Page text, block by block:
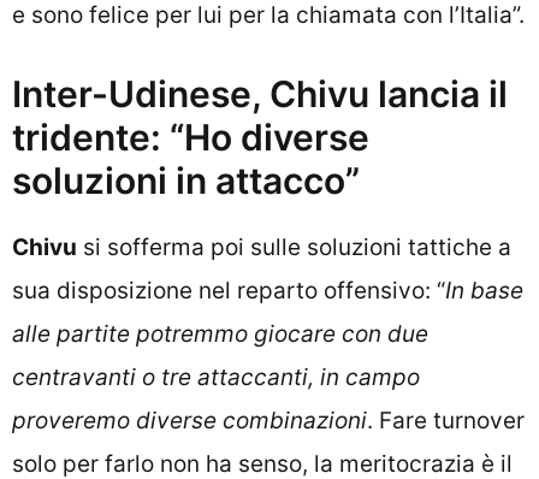
e sono felice per lui per la chiamata con l’Italia”.
Inter-Udinese, Chivu lancia il
tridente: “Ho diverse
soluzioni in attacco”
Chivu si sofferma poi sulle soluzioni tattiche a
sua disposizione nel reparto offensivo: “In base
alle partite potremmo giocare con due
centravanti o tre attaccanti, in campo
proveremo diverse combinazioni. Fare turnover
solo per farlo non ha senso, la meritocrazia è il